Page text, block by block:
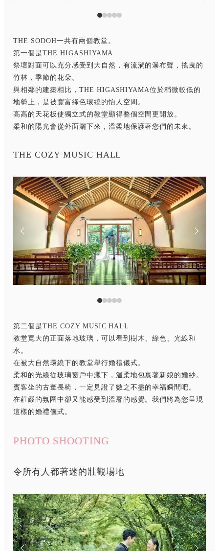
THE SODOH一共有兩個教堂。
第一個是THE HIGASHIYAMA
祭壇對面可以充分感受到大自然，有流淌的瀑布聲，搖曳的
竹林，季節的花朵。
與相鄰的建築相比，THE HIGASHIYAMA位於稍微較低的
地勢上，是被豐富綠色環繞的怡人空間。
高高的天花板使獨立式的教堂顯得整個空間更開放。
柔和的陽光會從外面灑下來，溫柔地保護著您們的未來。
THE COZY MUSIC HALL
第二個是THE COZY MUSIC HALL
教堂寬大的正面落地玻璃，可以看到樹木、綠色、光線和
水。
在被大自然環繞下的教堂舉行婚禮儀式。
柔和的光線從玻璃窗戶中灑下，溫柔地包裹著新娘的婚紗。
賓客坐的古董長椅，一定見證了數之不盡的幸福瞬間吧。
在莊嚴的氛圍中卻又能感受到溫馨的感覺。我們將為您呈現
這樣的婚禮儀式。
PHOTO SHOOTING
令所有人都著迷的壯觀場地